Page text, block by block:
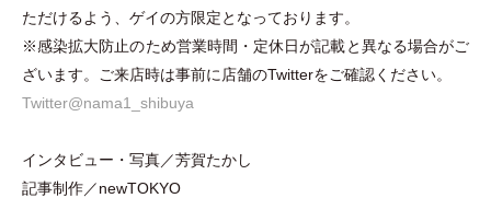
ただけるよう、ゲイの方限定となっております。
※感染拡大防止のため営業時間 ・ 定休日が記載と異なる場合がご
ざいます。ご来店時は事前に店舗のTwitterをご確認ください。
Twitter@nama1_shibuya
インタビュー ・ 写真／芳賀たかし
記事制作／newTOKYO